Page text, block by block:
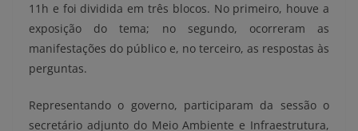
11h e foi dividida em três blocos. No primeiro, houve a
exposição do tema; no segundo, ocorreram as
manifestações do público e, no terceiro, as respostas às
perguntas.
Representando o governo, participaram da sessão o
secretário adjunto do Meio Ambiente e Infraestrutura,